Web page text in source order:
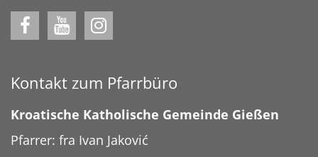
Kontakt zum Pfarrbüro
Kroatische Katholische Gemeinde Gießen
Pfarrer: fra Ivan Jaković